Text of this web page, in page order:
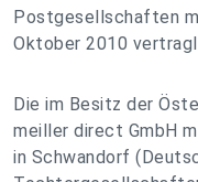
Postgesellschaften
Oktober 2010
Die im Besitz der
meiller direct GmbH
in Schwandorf